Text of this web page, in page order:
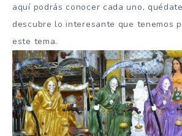
aquí podrás conocer cada uno,
descubre lo interesante que tenemos
este tema.